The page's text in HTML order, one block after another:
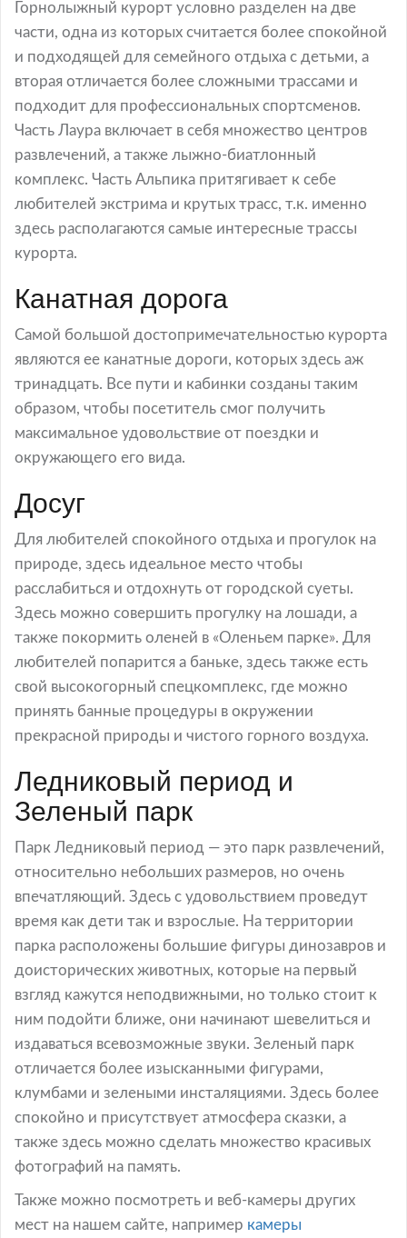
Горнолыжный курорт условно разделен на две
части, одна из которых считается более спокойной
и подходящей для семейного отдыха с детьми, а
вторая отличается более сложными трассами и
подходит для профессиональных спортсменов.
Часть Лаура включает в себя множество центров
развлечений, а также лыжно-биатлонный
комплекс. Часть Альпика притягивает к себе
любителей экстрима и крутых трасс, т.к. именно
здесь располагаются самые интересные трассы
курорта.
Канатная дорога
Самой большой достопримечательностью курорта
являются ее канатные дороги, которых здесь аж
тринадцать. Все пути и кабинки созданы таким
образом, чтобы посетитель смог получить
максимальное удовольствие от поездки и
окружающего его вида.
Досуг
Для любителей спокойного отдыха и прогулок на
природе, здесь идеальное место чтобы
расслабиться и отдохнуть от городской суеты.
Здесь можно совершить прогулку на лошади, а
также покормить оленей в «Оленьем парке». Для
любителей попарится а баньке, здесь также есть
свой высокогорный спецкомплекс, где можно
принять банные процедуры в окружении
прекрасной природы и чистого горного воздуха.
Ледниковый период и
Зеленый парк
Парк Ледниковый период — это парк развлечений,
относительно небольших размеров, но очень
впечатляющий. Здесь с удовольствием проведут
время как дети так и взрослые. На территории
парка расположены большие фигуры динозавров и
доисторических животных, которые на первый
взгляд кажутся неподвижными, но только стоит к
ним подойти ближе, они начинают шевелиться и
издаваться всевозможные звуки. Зеленый парк
отличается более изысканными фигурами,
клумбами и зелеными инсталяциями. Здесь более
спокойно и присутствует атмосфера сказки, а
также здесь можно сделать множество красивых
фотографий на память.
Также можно посмотреть и веб-камеры других
мест на нашем сайте, например камеры